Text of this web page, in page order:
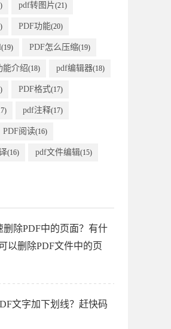
pdf转图片(21)
PDF功能(20)
(19) PDF怎么压缩(19)
能介绍(18) pdf编辑器(18)
PDF格式(17)
pdf注释(17)
PDF阅读(16)
(16) pdf文件编辑(15)
删除PDF中的页面？有什
以删除PDF文件中的页
文字加下划线？赶快码